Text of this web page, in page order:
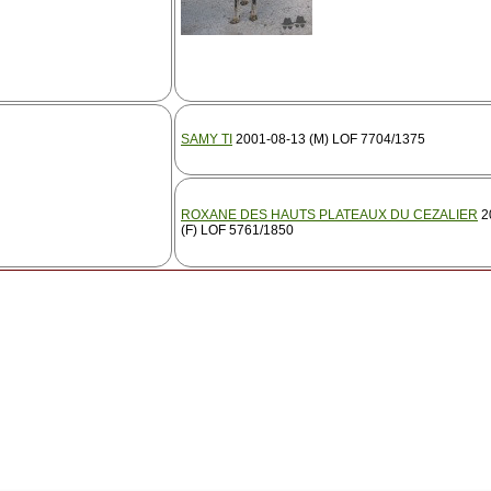
SAMY TI 2001-08-13 (M) LOF 7704/1375
ROXANE DES HAUTS PLATEAUX DU CEZALIER
(F) LOF 5761/1850